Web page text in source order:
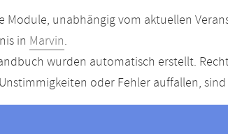
Module, unabhängig vom aktuellen
in Marvin.
wurden automatisch erstellt.
oder Fehler auffallen,